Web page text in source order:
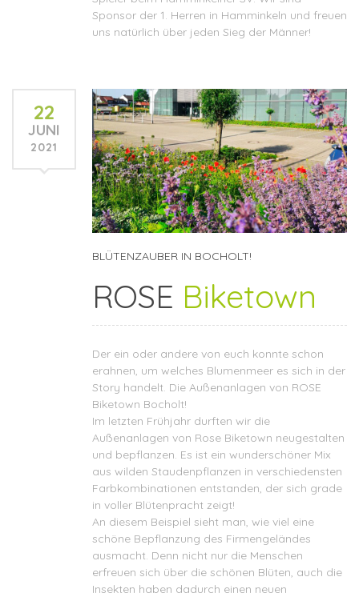
Sponsor der 1. Herren in Hamminkeln und freuen
uns natürlich über jeden Sieg der Männer!
22
JUNI
2021
BLÜTENZAUBER IN BOCHOLT!
ROSE Biketown
Der ein oder andere von euch konnte schon
erahnen, um welches Blumenmeer es sich in der
Story handelt. Die Außenanlagen von ROSE
Biketown Bocholt!
Im letzten Frühjahr durften wir die
Außenanlagen von Rose Biketown neugestalten
und bepflanzen. Es ist ein wunderschöner Mix
aus wilden Staudenpflanzen in verschiedensten
Farbkombinationen entstanden, der sich grade
in voller Blütenpracht zeigt!
An diesem Beispiel sieht man, wie viel eine
schöne Bepflanzung des Firmengeländes
ausmacht. Denn nicht nur die Menschen
erfreuen sich über die schönen Blüten, auch die
Insekten haben dadurch einen neuen